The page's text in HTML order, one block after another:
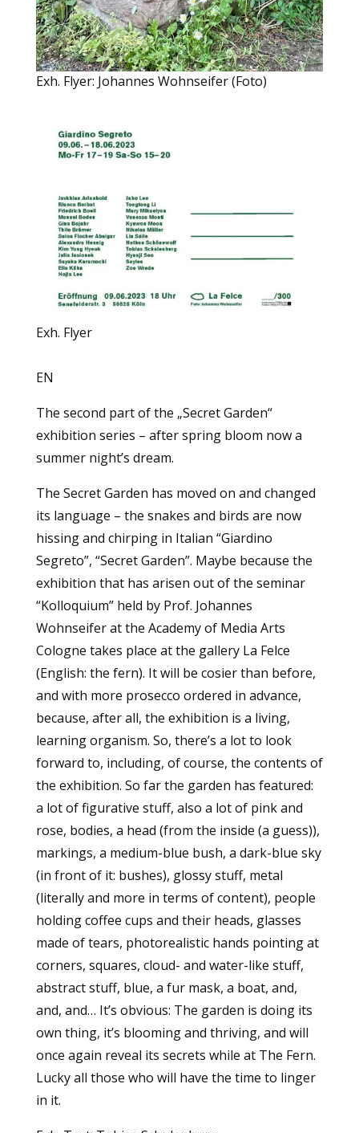
Exh. Flyer: Johannes Wohnseifer (Foto)
Exh. Flyer
EN
The second part of the „Secret Garden“
exhibition series – after spring bloom now a
summer night’s dream.
The Secret Garden has moved on and changed
its language – the snakes and birds are now
hissing and chirping in Italian “Giardino
Segreto”, “Secret Garden”. Maybe because the
exhibition that has arisen out of the seminar
“Kolloquium” held by Prof. Johannes
Wohnseifer at the Academy of Media Arts
Cologne takes place at the gallery La Felce
(English: the fern). It will be cosier than before,
and with more prosecco ordered in advance,
because, after all, the exhibition is a living,
learning organism. So, there’s a lot to look
forward to, including, of course, the contents of
the exhibition. So far the garden has featured:
a lot of figurative stuff, also a lot of pink and
rose, bodies, a head (from the inside (a guess)),
markings, a medium-blue bush, a dark-blue sky
(in front of it: bushes), glossy stuff, metal
(literally and more in terms of content), people
holding coffee cups and their heads, glasses
made of tears, photorealistic hands pointing at
corners, squares, cloud- and water-like stuff,
abstract stuff, blue, a fur mask, a boat, and,
and, and… It’s obvious: The garden is doing its
own thing, it’s blooming and thriving, and will
once again reveal its secrets while at The Fern.
Lucky all those who will have the time to linger
in it.